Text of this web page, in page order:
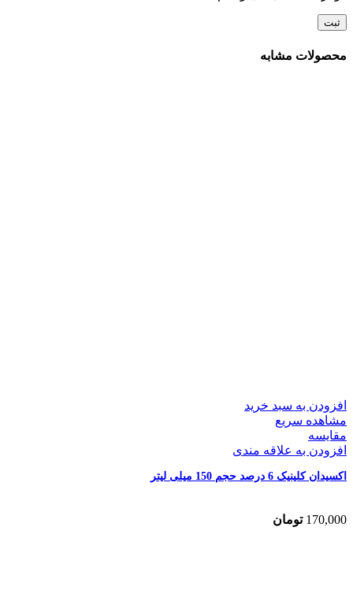
محصولات مشابه
افزودن به سبد خرید
مشاهده سریع
مقایسه
افزودن به علاقه مندی
اکسیدان کلینیک 6 درصد حجم 150 میلی لیتر
170,000 تومان